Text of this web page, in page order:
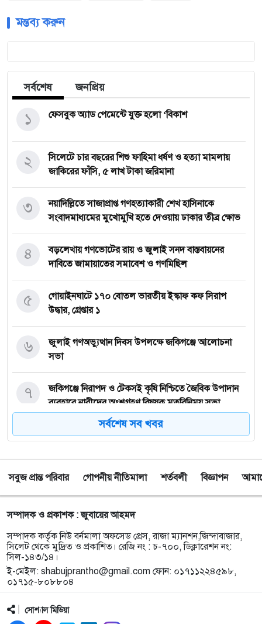
মন্তব্য করুন
সর্বশেষ জনপ্রিয়
ফেসবুক অ্যাড পেমেন্টে যুক্ত হলো ‘বিকাশ
১
সিলেটে চার বছরের শিশু ফাহিমা ধর্ষণ ও হত্যা মামলায়
জাকিরের ফাঁসি, ৫ লাখ টাকা জরিমানা
২
নয়াদিল্লিতে সাজাপ্রাপ্ত গণহত্যাকারী শেখ হাসিনাকে
সংবাদমাধ্যমের মুখোমুখি হতে দেওয়ায় ঢাকার তীব্র ক্ষোভ
৩
বড়লেখায় গণভোটের রায় ও জুলাই সনদ বাস্তবায়নের
দাবিতে জামায়াতের সমাবেশ ও গণমিছিল
৪
গোয়াইনঘাটে ১৭০ বোতল ভারতীয় ইস্কাফ কফ সিরাপ
উদ্ধার, গ্রেপ্তার ১
৫
জুলাই গণঅভ্যুত্থান দিবস উপলক্ষে জকিগঞ্জে আলোচনা
সভা
৬
জকিগঞ্জে নিরাপদ ও টেকসই কৃষি নিশ্চিতে জৈবিক উপাদান
ব্যবহারে নারীদের অংশগ্রহণ বিষয়ক মতবিনিময় সভা
৭
টাঙ্গুয়ার হাওর অবৈধভাবে অনুপ্রবেশের দায়ে ৬ হাউসবোটে
৮
সেপ্টেম্বর থেকে সিলেট ওসমানী বিমানবন্দরে ফের বিদেশি
ফ্লাইট চালু করছে সালামএয়ার
৯
জকিগঞ্জে প্রাইম মিনিস্টার্স গোল্ডকাপ ফুটবল টুর্নামেন্ট
উপলক্ষে প্রস্তুতিমূলক সভা
১০
যশোরের স্কুলছাত্রীকে নিয়ে সিলেটে আত্মগোপন, মাজার
গেট থেকে গ্রেফতার হবিগঞ্জের যুবক
১১
বালাউটে ফ্রি চক্ষু চিকিৎসা ক্যাম্প : প্রায় ৫ শত রোগী
সর্বশেষ সব খবর
সবুজ প্রান্ত পরিবার গোপনীয় নীতিমালা শর্তবলী বিজ্ঞাপন
সম্পাদক ও প্রকাশক : জুবায়ের আহমদ
সম্পাদক কর্তৃক নিউ বর্নমালা অফসেড প্রেস, রাজা ম্যানশন,জিন্দাবাজার,
সিলেট থেকে মুদ্রিত ও প্রকাশিত। রেজি নং : চ-৭০০, ডিক্লারেশন নং:
সিল-১৪৩/১৪।
ই-মেইল: shabujprantho@gmail.com ফোন: ০১৭১১২২৪৫৯৮,
০১৭১৫-৮০৮৮০৪
সোশ্যাল মিডিয়া